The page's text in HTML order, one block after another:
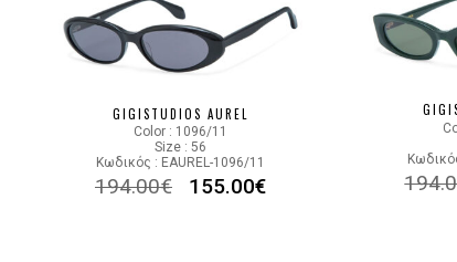
GIGISTUDIOS AUREL
Color : 1096/11
Size : 56
Κωδικός : EAUREL-1096/11
194.00€ 155.00€